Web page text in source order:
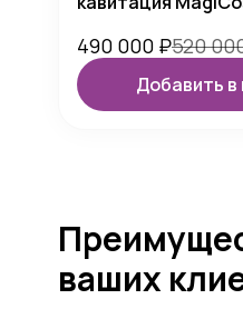
490 000 ₽520
Добавить в
ваших